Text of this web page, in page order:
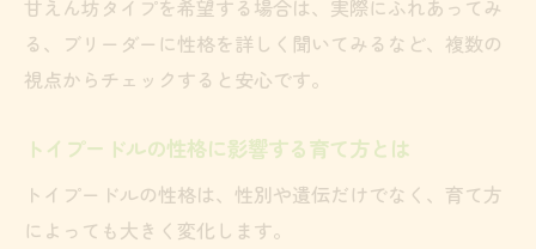
甘えん坊タイプを希望する場合は、実際にふれあってみ
る、ブリーダーに性格を詳しく聞いてみるなど、複数の
視点からチェックすると安心です。
トイプードルの性格に影響する育て方とは
トイプードルの性格は、性別や遺伝だけでなく、育て方
によっても大きく変化します。